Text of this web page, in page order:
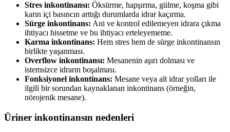
Stres inkontinansı: Öksürme, hapşırma, gülme, koşma gibi
karın içi basıncın arttığı durumlarda idrar kaçırma.
Sürge inkontinans: Ani ve kontrol edilemeyen idrara çıkma
ihtiyacı hissetme ve bu ihtiyacı erteleyememe.
Karma inkontinans: Hem stres hem de sürge inkontinansın
birlikte yaşanması.
Overflow inkontinansı: Mesanenin aşırı dolması ve
istemsizce idrarın boşalması.
Fonksiyonel inkontinans: Mesane veya alt idrar yolları ile
ilgili bir sorundan kaynaklanan inkontinans (örneğin,
nörojenik mesane).
Üriner inkontinansın nedenleri